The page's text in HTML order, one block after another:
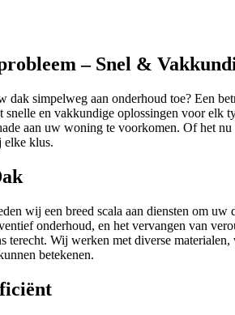
– Snel &
dak simpelweg aan onderhoud toe? Een
snelle en vakkundige oplossingen voor
aan uw woning te voorkomen. Of het
elke klus.
wij een breed scala aan diensten om
onderhoud, en het vervangen van
terecht. Wij werken met diverse
betekenen.